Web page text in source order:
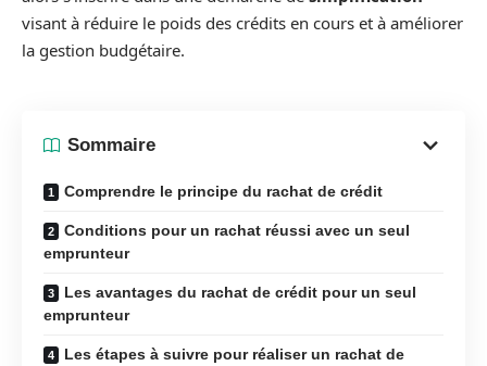
visant à réduire le poids des crédits en cours et à améliorer
la gestion budgétaire.
Sommaire
Comprendre le principe du rachat de crédit
Conditions pour un rachat réussi avec un seul
emprunteur
Les avantages du rachat de crédit pour un seul
emprunteur
Les étapes à suivre pour réaliser un rachat de